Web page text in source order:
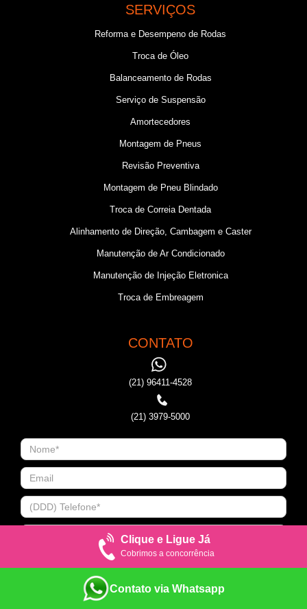
SERVIÇOS
Reforma e Desempeno de Rodas
Troca de Óleo
Balanceamento de Rodas
Serviço de Suspensão
Amortecedores
Montagem de Pneus
Revisão Preventiva
Montagem de Pneu Blindado
Troca de Correia Dentada
Alinhamento de Direção, Cambagem e Caster
Manutenção de Ar Condicionado
Manutenção de Injeção Eletronica
Troca de Embreagem
CONTATO
(21) 96411-4528
(21) 3979-5000
Clique e Ligue Já
Cobrimos a concorrência
Contato via Whatsapp